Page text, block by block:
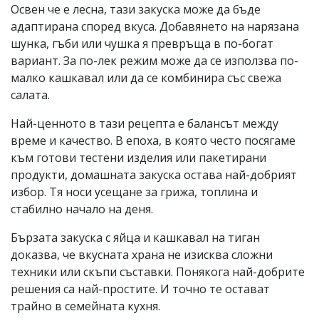
Освен че е лесна, тази закуска може да бъде
адаптирана според вкуса. Добавянето на нарязана
шунка, гъби или чушка я превръща в по-богат
вариант. За по-лек режим може да се използва по-
малко кашкавал или да се комбинира със свежа
салата.
Най-ценното в тази рецепта е балансът между
време и качество. В епоха, в която често посягаме
към готови тестени изделия или пакетирани
продукти, домашната закуска остава най-добрият
избор. Тя носи усещане за грижа, топлина и
стабилно начало на деня.
Бързата закуска с яйца и кашкавал на тиган
доказва, че вкусната храна не изисква сложни
техники или скъпи съставки. Понякога най-добрите
решения са най-простите. И точно те остават
трайно в семейната кухня.